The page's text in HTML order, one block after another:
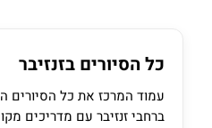
כל הסיורים בזנזיבר
עמוד המרכז את כל הסיורים
ברחבי זנזיבר עם מדריכים